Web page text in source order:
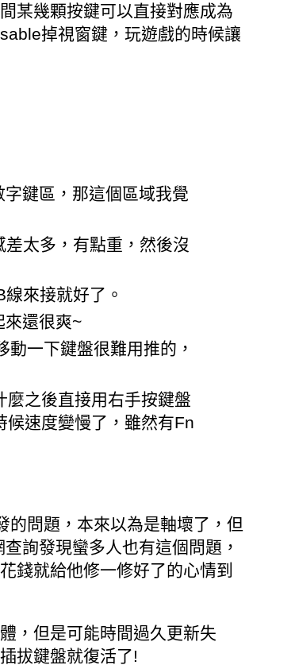
某幾顆按鍵可以直接對應成為
掉視窗鍵，玩遊戲的時候讓
鍵區，那這個區域我覺
太多，有點重，然後沒
來接就好了。
來還很爽~
一下鍵盤很難用推的，
麼之後直接用右手按鍵盤
候速度變慢了，雖然有Fn
的問題，本來以為是軸壞了，但
詢發現蠻多人也有這個問題，
錢就給他修一修好了的心情到
，但是可能時間過久更新失
拔鍵盤就復活了!